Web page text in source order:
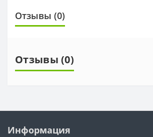
Отзывы (0)
Отзывы (0)
Информация